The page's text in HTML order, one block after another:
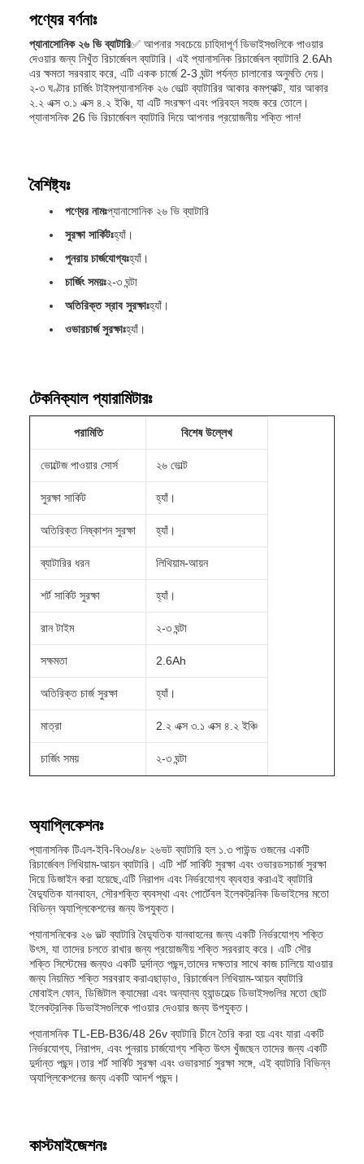
পণ্যের বর্ণনাঃ
প্যানাসোনিক ২৬ ভি ব্যাটারি✅ আপনার সবচেয়ে চাহিদাপূর্ণ ডিভাইসগুলিকে পাওয়ার
দেওয়ার জন্য নিখুঁত রিচার্জেবল ব্যাটারি। এই প্যানাসনিক রিচার্জেবল ব্যাটারি 2.6Ah
এর ক্ষমতা সরবরাহ করে, এটি একক চার্জে 2-3 ঘন্টা পর্যন্ত চালানোর অনুমতি দেয়।
২-৩ ঘণ্টার চার্জিং টাইমপ্যানাসনিক ২৬ ভোল্ট ব্যাটারির আকার কমপ্যাক্ট, যার আকার
২.২ এক্স ৩.১ এক্স ৪.২ ইঞ্চি, যা এটি সংরক্ষণ এবং পরিবহন সহজ করে তোলে।
প্যানাসনিক 26 ভি রিচার্জেবল ব্যাটারি দিয়ে আপনার প্রয়োজনীয় শক্তি পান!
বৈশিষ্ট্যঃ
পণ্যের নামঃপ্যানাসোনিক ২৬ ভি ব্যাটারি
সুরক্ষা সার্কিটঃহ্যাঁ।
পুনরায় চার্জযোগ্যঃহ্যাঁ।
চার্জিং সময়ঃ২-৩ ঘন্টা
অতিরিক্ত স্রাব সুরক্ষাঃহ্যাঁ।
ওভারচার্জ সুরক্ষাঃহ্যাঁ।
টেকনিক্যাল প্যারামিটারঃ
পরামিতি বিশেষ উল্লেখ
ভোল্টেজ পাওয়ার সোর্স ২৬ ভোল্ট
সুরক্ষা সার্কিট হ্যাঁ।
অতিরিক্ত নিষ্কাশন সুরক্ষা হ্যাঁ।
ব্যাটারির ধরন লিথিয়াম-আয়ন
শর্ট সার্কিট সুরক্ষা হ্যাঁ।
রান টাইম ২-৩ ঘন্টা
সক্ষমতা 2.6Ah
অতিরিক্ত চার্জ সুরক্ষা হ্যাঁ।
মাত্রা 2.২ এক্স ৩.১ এক্স ৪.২ ইঞ্চি
চার্জিং সময় ২-৩ ঘন্টা
অ্যাপ্লিকেশনঃ
প্যানাসনিক টিএল-ইবি-বি৩৬/৪৮ ২৬ভট ব্যাটারি হল ১.৩ পাউন্ড ওজনের একটি
রিচার্জেবল লিথিয়াম-আয়ন ব্যাটারি। এটি শর্ট সার্কিট সুরক্ষা এবং ওভারডসচার্জ সুরক্ষা
দিয়ে ডিজাইন করা হয়েছে,এটি নিরাপদ এবং নির্ভরযোগ্য ব্যবহার করাএই ব্যাটারি
বৈদ্যুতিক যানবাহন, সৌরশক্তি ব্যবস্থা এবং পোর্টেবল ইলেকট্রনিক ডিভাইসের মতো
বিভিন্ন অ্যাপ্লিকেশনের জন্য উপযুক্ত।
প্যানাসনিকের ২৬ ভল্ট ব্যাটারি বৈদ্যুতিক যানবাহনের জন্য একটি নির্ভরযোগ্য শক্তি
উৎস, যা তাদের চলতে রাখার জন্য প্রয়োজনীয় শক্তি সরবরাহ করে। এটি সৌর
শক্তি সিস্টেমের জন্যও একটি দুর্দান্ত পছন্দ,তাদের দক্ষতার সাথে কাজ চালিয়ে যাওয়ার
জন্য নিয়মিত শক্তি সরবরাহ করাএছাড়াও, রিচার্জেবল লিথিয়াম-আয়ন ব্যাটারি
মোবাইল ফোন, ডিজিটাল ক্যামেরা এবং অন্যান্য হ্যান্ডহেল্ড ডিভাইসগুলির মতো ছোট
ইলেকট্রনিক ডিভাইসগুলিকে পাওয়ার দেওয়ার জন্য উপযুক্ত।
প্যানাসনিক TL-EB-B36/48 26v ব্যাটারি চীনে তৈরি করা হয় এবং যারা একটি
নির্ভরযোগ্য, নিরাপদ, এবং পুনরায় চার্জযোগ্য শক্তি উৎস খুঁজছেন তাদের জন্য একটি
দুর্দান্ত পছন্দ।তার শর্ট সার্কিট সুরক্ষা এবং ওভারসার্চ সুরক্ষা সঙ্গে, এই ব্যাটারি বিভিন্ন
অ্যাপ্লিকেশনের জন্য একটি আদর্শ পছন্দ।
কাস্টমাইজেশনঃ